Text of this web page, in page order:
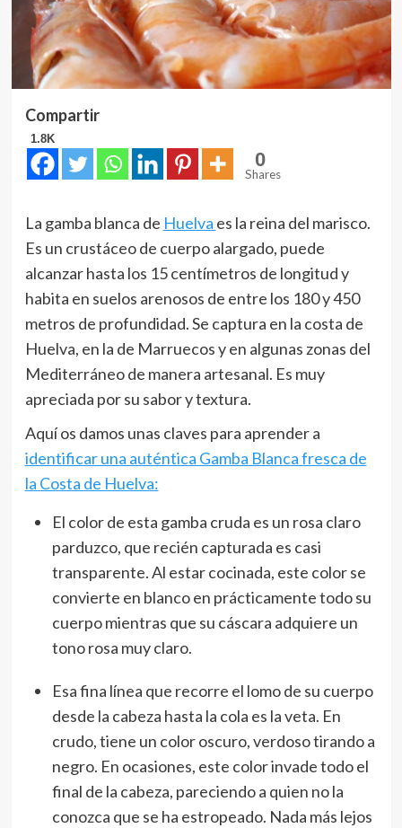
Compartir
1.8K
0
Shares
La gamba blanca de Huelva es la reina del marisco.
Es un crustáceo de cuerpo alargado, puede
alcanzar hasta los 15 centímetros de longitud y
habita en suelos arenosos de entre los 180 y 450
metros de profundidad. Se captura en la costa de
Huelva, en la de Marruecos y en algunas zonas del
Mediterráneo de manera artesanal. Es muy
apreciada por su sabor y textura.
Aquí os damos unas claves para aprender a
identificar una auténtica Gamba Blanca fresca de
la Costa de Huelva:
El color de esta gamba cruda es un rosa claro
parduzco, que recién capturada es casi
transparente. Al estar cocinada, este color se
convierte en blanco en prácticamente todo su
cuerpo mientras que su cáscara adquiere un
tono rosa muy claro.
Esa fina línea que recorre el lomo de su cuerpo
desde la cabeza hasta la cola es la veta. En
crudo, tiene un color oscuro, verdoso tirando a
negro. En ocasiones, este color invade todo el
final de la cabeza, pareciendo a quien no la
conozca que se ha estropeado. Nada más lejos